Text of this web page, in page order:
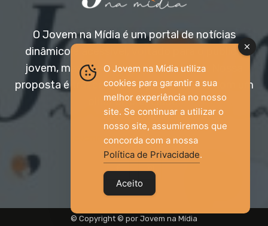
O Jovem na Mídia é um portal de notícias
dinâmico e acessível, voltado para o público
jovem, mas aberto a todas as idades. Nossa
proposta é trazer informação relevante com um
olhar diferenciado.
Entre em contato:
jovemnamidia2017@gmail.com
© Copyright © por Jovem na Mídia
O Jovem na Mídia utiliza
cookies para garantir a sua
melhor experiência no nosso
site. Se continuar a utilizar o
nosso site, assumiremos que
concorda com a nossa
Política de Privacidade.
Aceito